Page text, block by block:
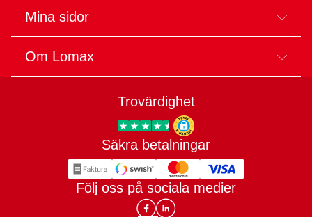
Mina sidor
Om Lomax
Trovärdighet
Trygg E-handel
Säkra betalningar
Följ oss på sociala medier
Lomax DK Facebook
Lomax SE LinkIn